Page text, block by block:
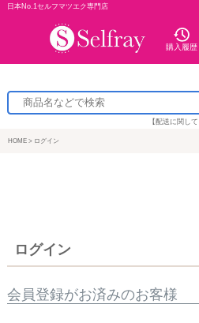
日本No.1セルフマツエク専門店
購入履歴
【配送に関して
HOME ログイン
ログイン
会員登録がお済みのお客様